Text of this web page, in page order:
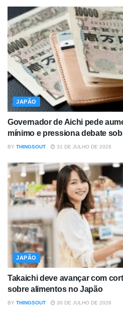
JAPÃO
Governador de Aichi pede
mínimo e pressiona debate
BY THINGSOUT 31 DE JULHO DE 2026
JAPÃO
Takaichi deve avançar com
sobre alimentos no Japão
BY THINGSOUT 30 DE JULHO DE 2026